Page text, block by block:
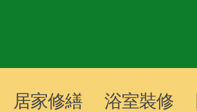
居家修繕 浴室裝修